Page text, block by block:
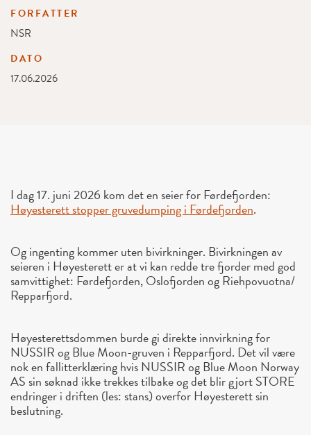
FORFATTER
NSR
DATO
17.06.2026
I dag 17. juni 2026 kom det en seier for Førdefjorden:
Høyesterett stopper gruvedumping i Førdefjorden.
Og ingenting kommer uten bivirkninger. Bivirkningen av
seieren i Høyesterett er at vi kan redde tre fjorder med god
samvittighet: Førdefjorden, Oslofjorden og Riehpovuotna/
Repparfjord.
Høyesterettsdommen burde gi direkte innvirkning for
NUSSIR og Blue Moon-gruven i Repparfjord. Det vil være
nok en fallitterklæring hvis NUSSIR og Blue Moon Norway
AS sin søknad ikke trekkes tilbake og det blir gjort STORE
endringer i driften (les: stans) overfor Høyesterett sin
beslutning.